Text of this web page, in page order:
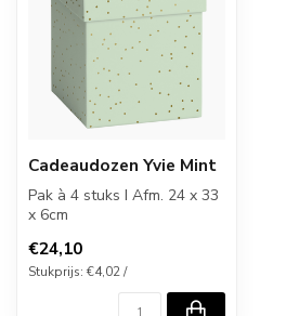
Cadeaudozen Yvie Mint
Pak à 4 stuks I Afm. 24 x 33
x 6cm
€24,10
Stukprijs: €4,02 /